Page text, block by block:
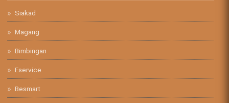
Siakad
Magang
Bimbingan
Eservice
Besmart